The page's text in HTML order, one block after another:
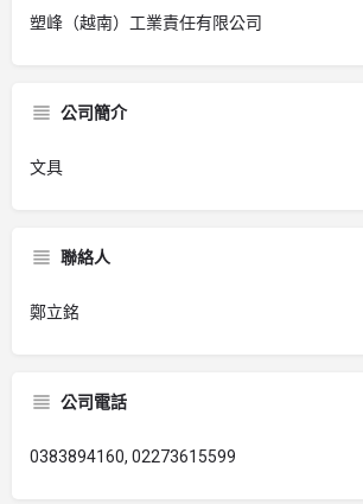
塑峰（越南）工業責任有限公司
公司簡介
文具
聯絡人
鄭立銘
公司電話
0383894160, 02273615599